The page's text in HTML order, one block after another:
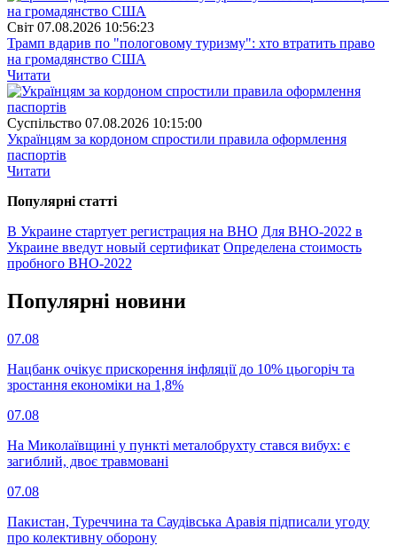
Свiт 07.08.2026 10:56:23
Трамп вдарив по "пологовому туризму": хто втратить право
на громадянство США
Читати
Суспiльство 07.08.2026 10:15:00
Українцям за кордоном спростили правила оформлення
паспортів
Читати
Популярнi статтi
В Украине стартует регистрация на ВНО Для ВНО-2022 в
Украине введут новый сертификат Определена стоимость
пробного ВНО-2022
Популярнi новини
07.08
Нацбанк очікує прискорення інфляції до 10% цьогоріч та
зростання економіки на 1,8%
07.08
На Миколаївщині у пункті металобрухту стався вибух: є
загиблий, двоє травмовані
07.08
Пакистан, Туреччина та Саудівська Аравія підписали угоду
про колективну оборону